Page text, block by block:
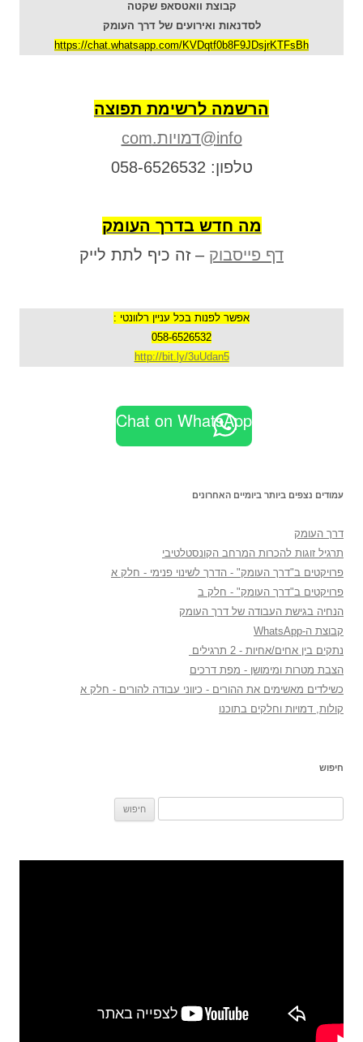
קבוצת וואטסאפ שקטה
לסדנאות ואירועים של דרך העומק
https://chat.whatsapp.com/KVDqtf0b8F9JDsjrKTFsBh
הרשמה לרשימת תפוצה
info@דמויות.com
טלפון: 058-6526532
מה חדש בדרך העומק
דף פייסבוק – זה כיף לתת לייק
אפשר לפנות בכל עניין רלוונטי :
058-6526532
http://bit.ly/3uUdan5
Chat on WhatsApp
עמודים נצפים ביותר ביומיים האחרונים
דרך העומק
תרגיל זוגות להכרות המרחב הקונסטלטיבי
פרויקטים ב"דרך העומק" - הדרך לשינוי פנימי - חלק א
פרויקטים ב"דרך העומק" - חלק ב
הנחיה בגישת העבודה של דרך העומק
קבוצת ה-WhatsApp
נתקים בין אחים/אחיות - 2 תרגילים
הצבת מטרות ומימושן - מפת דרכים
כשילדים מאשימים את ההורים - כיווני עבודה להורים - חלק א
קולות, דמויות וחלקים בתוכנו
חיפוש